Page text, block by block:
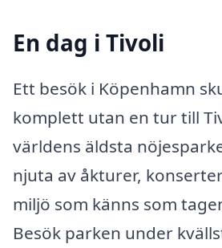
En dag i Tivoli
Ett besök i Köpenhamn
komplett utan en tur till
världens äldsta
njuta av åkturer,
miljö som känns som
Besök parken under